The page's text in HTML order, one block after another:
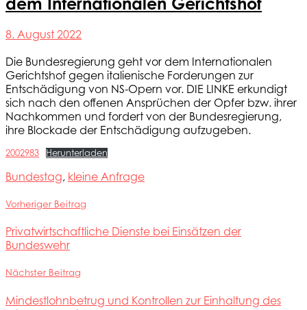
8. August 2022
Die Bundesregierung geht vor dem Internationalen
Gerichtshof gegen italienische Forderungen zur
Entschädigung von NS-Opern vor. DIE LINKE erkundigt
sich nach den offenen Ansprüchen der Opfer bzw. ihrer
Nachkommen und fordert von der Bundesregierung,
ihre Blockade der Entschädigung aufzugeben.
2002983 Herunterladen
Bundestag, kleine Anfrage
Vorheriger Beitrag
Privatwirtschaftliche Dienste bei Einsätzen der
Bundeswehr
Nächster Beitrag
Mindestlohnbetrug und Kontrollen zur Einhaltung des